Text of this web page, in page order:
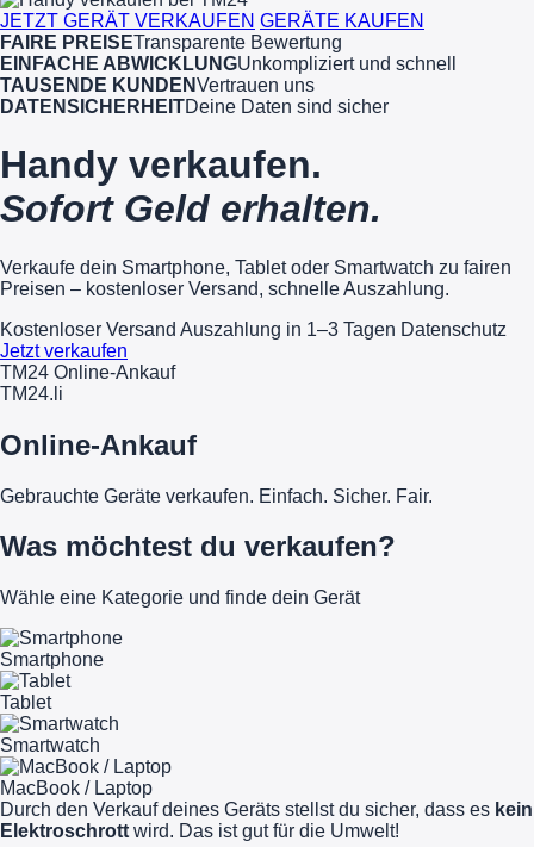
JETZT GERÄT VERKAUFEN GERÄTE KAUFEN
FAIRE PREISETransparente Bewertung
EINFACHE ABWICKLUNGUnkompliziert und schnell
TAUSENDE KUNDENVertrauen uns
DATENSICHERHEITDeine Daten sind sicher
Handy verkaufen.
Sofort Geld erhalten.
Verkaufe dein Smartphone, Tablet oder Smartwatch zu fairen
Preisen – kostenloser Versand, schnelle Auszahlung.
Kostenloser Versand Auszahlung in 1–3 Tagen Datenschutz
Jetzt verkaufen
TM24 Online-Ankauf
TM24.li
Online-Ankauf
Gebrauchte Geräte verkaufen. Einfach. Sicher. Fair.
Was möchtest du verkaufen?
Wähle eine Kategorie und finde dein Gerät
Smartphone
Tablet
Smartwatch
MacBook / Laptop
Durch den Verkauf deines Geräts stellst du sicher, dass es kein
Elektroschrott wird. Das ist gut für die Umwelt!